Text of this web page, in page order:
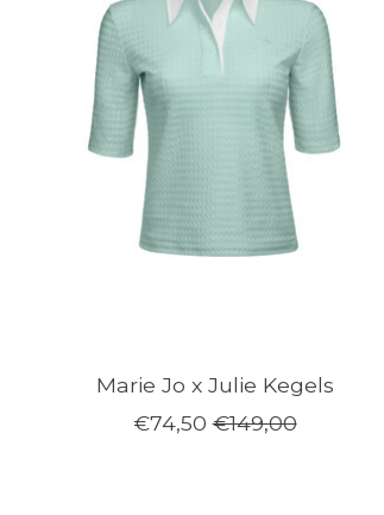
Marie Jo x Julie Kegels
€74,50 €149,00